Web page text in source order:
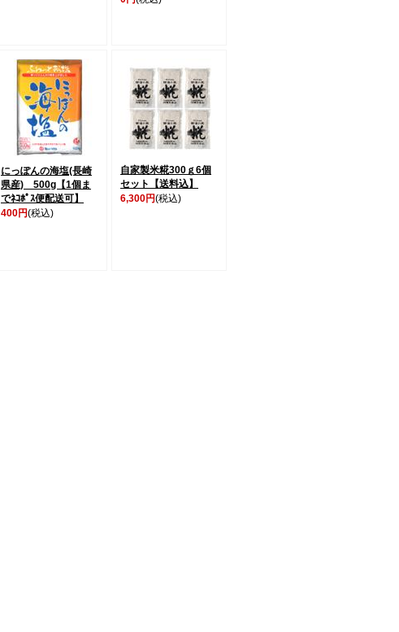
にっぽんの海塩(長崎
県産) 500g【1個ま
でﾈｺﾎﾟｽ便配送可】
400円(税込)
自家製米糀300ｇ6個
セット【送料込】
6,300円(税込)